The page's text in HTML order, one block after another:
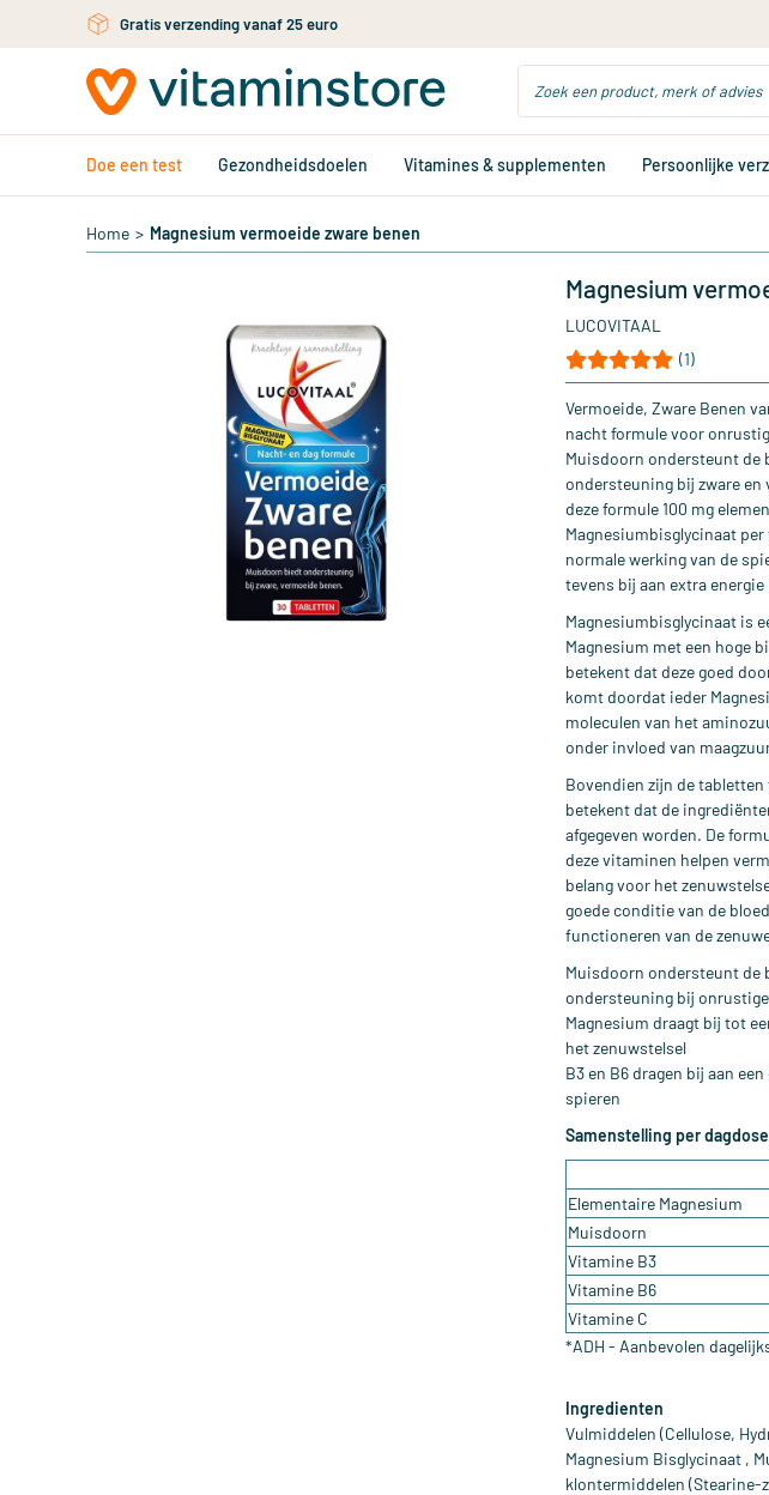
Ga naar de hoofdinhoudGratis persoonlijk advies via chat of email
Doe een test Gezondheidsdoelen Vitamines & supplementen Persoonlijke
Home > Magnesium vermoeide zware benen
Magnesium
LUCOVITAAL
(1)
Vermoeide, Zware Benen
nacht formule voor
Muisdoorn ondersteunt de
ondersteuning bij zware en
deze formule 100 mg
Magnesiumbisglycinaat
normale werking van de
tevens bij aan extra
Magnesiumbisglycinaat is
Magnesium met een hoge
betekent dat deze goed
komt doordat ieder
moleculen van het
onder invloed van
Bovendien zijn de tabletten
betekent dat de
afgegeven worden. De
deze vitaminen helpen
belang voor het
goede conditie van de
functioneren van de
Muisdoorn ondersteunt de
ondersteuning bij
Magnesium draagt bij tot
het zenuwstelsel
B3 en B6 dragen bij aan
spieren
Samenstelling per
Elementaire Magnesium
Muisdoorn
Vitamine B3
Vitamine B6
Vitamine C
*ADH - Aanbevolen
Ingredienten
Vulmiddelen (Cellulose,
Magnesium Bisglycinaat ,
klontermiddelen (Stearine-